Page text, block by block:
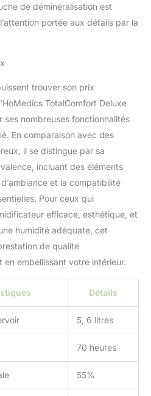
de déminéralisation est
portée aux détails par la
trouver son prix
TotalComfort Deluxe
ses nombreuses fonctionnalités
En comparaison avec des
il se distingue par sa
incluant des éléments
et la compatibilité
Pour ceux qui
efficace, esthétique, et
humidité adéquate, cet
de qualité
en embellissant votre intérieur.
Détails
5, 6 litres
70 heures
55%